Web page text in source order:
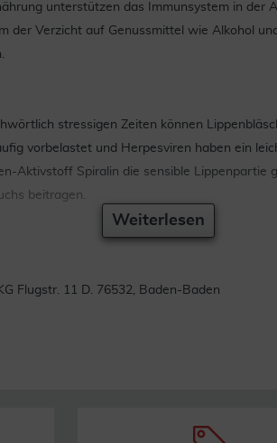
unterstützen das Immunsystem in der
der Verzicht auf Genussmittel wie Alkohol
stressigen Zeiten können
vorbelastet und Herpesviren haben ein
Aktivstoff Spiralin die sensible Lippenpartie
beitragen.
den häufigsten Auslösern von Lippenherpes.
Lippen bei rechtzeitiger Anwendung vor
nicht fehlen.
oder auch hormonelle Umstellungen während
Weiterlesen
Flugstr. 11 D. 76532, Baden-Baden